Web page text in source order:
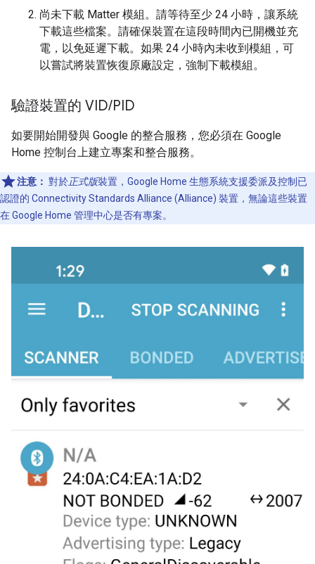
尚未下載 Matter 模組。請等待至少 24 小時，讓系統
下載這些檔案。請確保裝置在這段時間內已開機並充
電，以免延遲下載。如果 24 小時內未收到模組，可
以嘗試將裝置恢復原廠設定，強制下載模組。
驗證裝置的 VID/PID
如要開始開發與 Google 的整合服務，您必須在 Google
Home 控制台上建立專案和整合服務。
注意： 對於正式版裝置，Google Home 生態系統支援委派及控制已
認證的 Connectivity Standards Alliance (Alliance) 裝置，無論這些裝置
在 Google Home 管理中心是否有專案。